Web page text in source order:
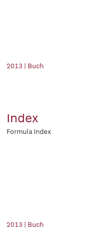
2013 | Buch
Index
Formula Index
2013 | Buch